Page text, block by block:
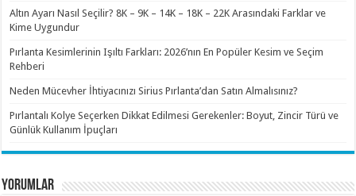
Altın Ayarı Nasıl Seçilir? 8K – 9K – 14K – 18K – 22K Arasındaki Farklar ve
Kime Uygundur
Pırlanta Kesimlerinin Işıltı Farkları: 2026’nın En Popüler Kesim ve Seçim
Rehberi
Neden Mücevher İhtiyacınızı Sirius Pırlanta’dan Satın Almalısınız?
Pırlantalı Kolye Seçerken Dikkat Edilmesi Gerekenler: Boyut, Zincir Türü ve
Günlük Kullanım İpuçları
YORUMLAR